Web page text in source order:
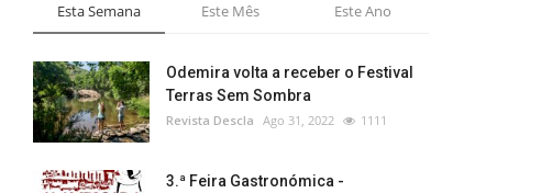
Esta Semana Este Mês Este Ano
Odemira volta a receber o Festival
Terras Sem Sombra
Revista Descla Ago 31, 2022 1111
3.ª Feira Gastronómica -